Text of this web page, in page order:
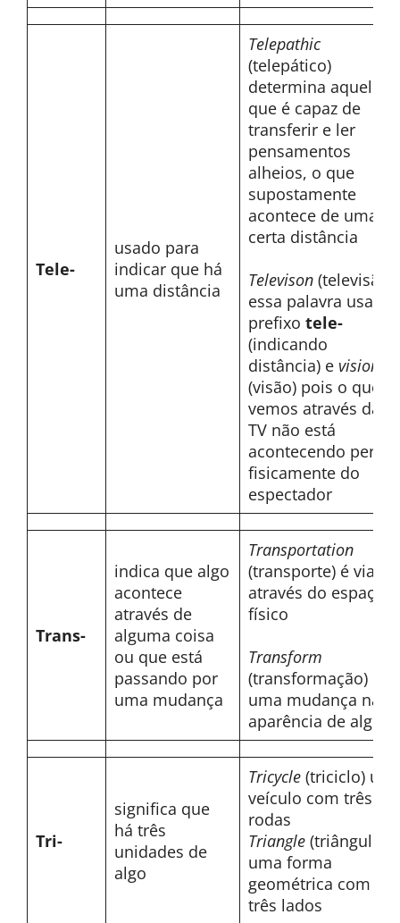
Tele-
usado para
indicar que há
uma distância
Telepathic
(telepático)
determina aquele
que é capaz de
transferir e ler
pensamentos
alheios, o que
supostamente
acontece de uma
certa distância
Televison (televisão)
essa palavra usa o
prefixo tele-
(indicando
distância) e vision
(visão) pois o que
vemos através da
TV não está
acontecendo perto
fisicamente do
espectador
Trans-
indica que algo
acontece
através de
alguma coisa
ou que está
passando por
uma mudança
Transportation
(transporte) é viajar
através do espaço
físico
Transform
(transformação) é
uma mudança na
aparência de algo
Tri-
significa que
há três
unidades de
algo
Tricycle (triciclo) um
veículo com três
rodas
Triangle (triângulo)
uma forma
geométrica com
três lados